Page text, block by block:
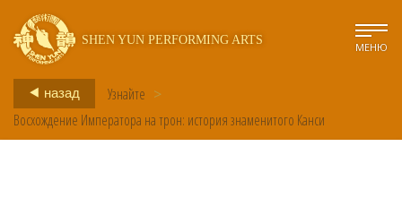
SHEN YUN PERFORMING ARTS
МЕНЮ
назад Узнайте >
Восхождение Императора на трон: история знаменитого Канси